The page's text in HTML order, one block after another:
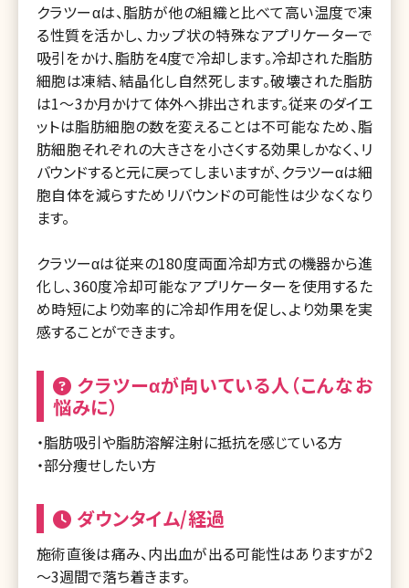
クラツーαは、脂肪が他の組織と比べて高い温度で凍
る性質を活かし、カップ状の特殊なアプリケーターで
吸引をかけ、脂肪を4度で冷却します。冷却された脂肪
細胞は凍結、結晶化し自然死します。破壊された脂肪
は1～3か月かけて体外へ排出されます。従来のダイエ
ットは脂肪細胞の数を変えることは不可能なため、脂
肪細胞それぞれの大きさを小さくする効果しかなく、リ
バウンドすると元に戻ってしまいますが、クラツーαは細
胞自体を減らすためリバウンドの可能性は少なくなり
ます。
クラツーαは従来の180度両面冷却方式の機器から進
化し、360度冷却可能なアプリケーターを使用するた
め時短により効率的に冷却作用を促し、より効果を実
感することができます。
クラツーαが向いている人（こんなお
悩みに）
・脂肪吸引や脂肪溶解注射に抵抗を感じている方
・部分痩せしたい方
ダウンタイム/経過
施術直後は痛み、内出血が出る可能性はありますが2
～3週間で落ち着きます。